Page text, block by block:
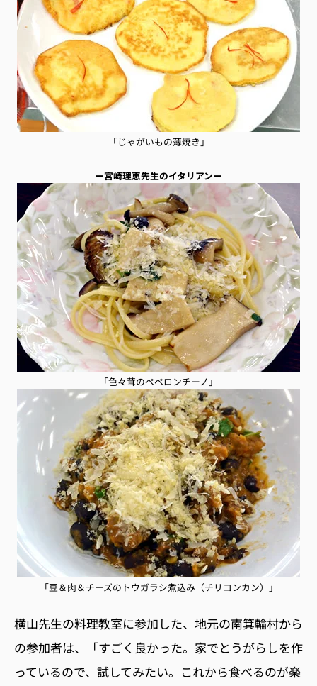
「じゃがいもの薄焼き」
ー宮崎理恵先生のイタリアンー
「色々茸のぺペロンチーノ」
「豆＆肉＆チーズのトウガラシ煮込み（チリコンカン）」
横山先生の料理教室に参加した、地元の南箕輪村から
の参加者は、「すごく良かった。家でとうがらしを作
っているので、試してみたい。これから食べるのが楽